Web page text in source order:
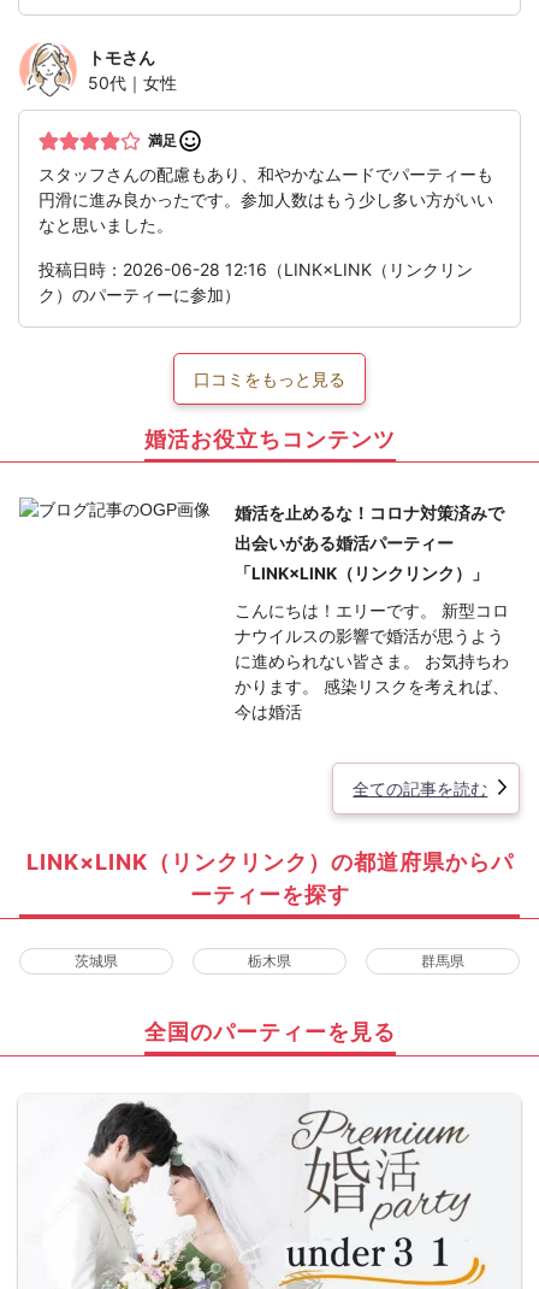
トモさん
50代｜女性
満足
スタッフさんの配慮もあり、和やかなムードでパーティーも
円滑に進み良かったです。参加人数はもう少し多い方がいい
なと思いました。
投稿日時：2026-06-28 12:16（LINK×LINK（リンクリン
ク）のパーティーに参加）
口コミをもっと見る
婚活お役立ちコンテンツ
婚活を止めるな！コロナ対策済みで
出会いがある婚活パーティー
「LINK×LINK（リンクリンク）」
こんにちは！エリーです。 新型コロ
ナウイルスの影響で婚活が思うよう
に進められない皆さま。 お気持ちわ
かります。 感染リスクを考えれば、
今は婚活
全ての記事を読む
LINK×LINK（リンクリンク）の都道府県からパ
ーティーを探す
茨城県 栃木県 群馬県
全国のパーティーを見る